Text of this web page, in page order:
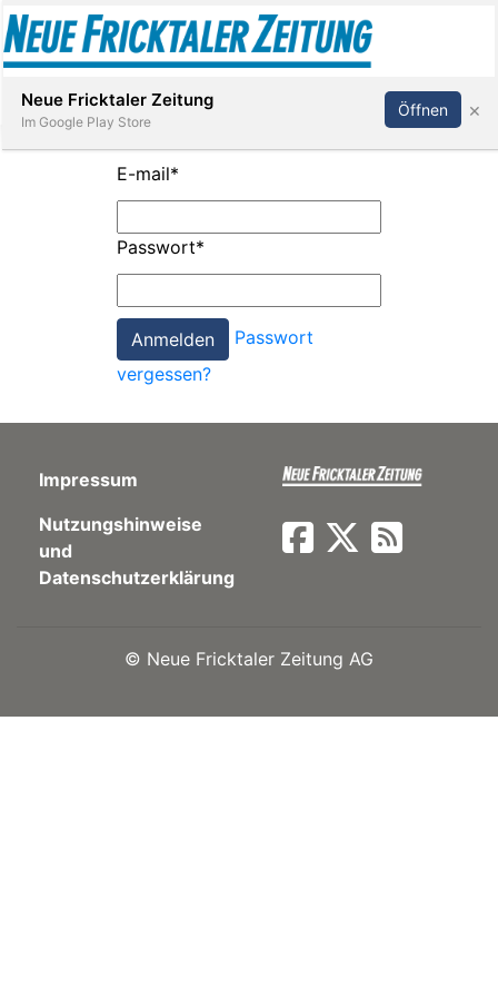
Paper
App
Abonnieren Anmelden
E-mail*
Passwort*
Passwort
vergessen?
Impressum
Nutzungshinweise
und
Datenschutzerklärung
© Neue Fricktaler Zeitung AG
Neue Fricktaler Zeitung
Im Google Play Store
Öffnen ×